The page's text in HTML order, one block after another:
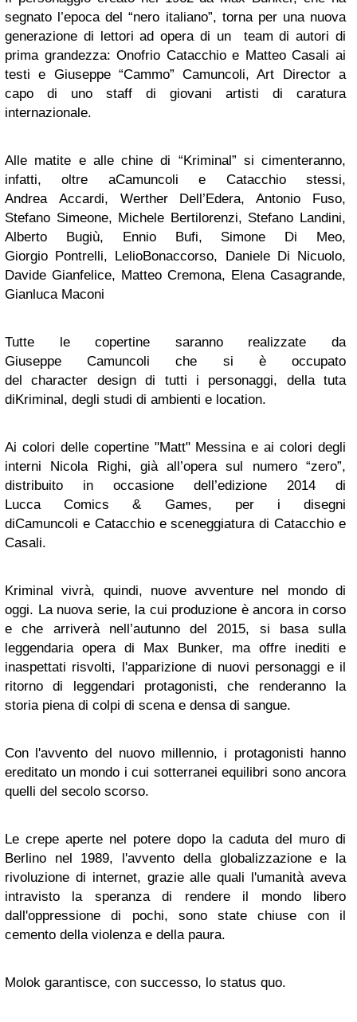
segnato l’epoca del “nero italiano”, torna per una nuova
generazione di lettori ad opera di un team di autori di
prima grandezza: Onofrio Catacchioe Matteo Casali ai
testi e Giuseppe “Cammo”Camuncoli, Art Directora
capo di uno staff di giovani artisti di caratura
internazionale.
Alle matite e alle chine di “ Kriminal” si cimenteranno,
infatti, oltre aCamuncoli e Catacchiostessi,
Andrea Accardi, Werther Dell’Edera, Antonio Fuso,
Stefano Simeone, Michele Bertilorenzi, Stefano Landini,
Alberto
Bugiù, Ennio Bufi, Simone Di Meo,
Giorgio
Pontrelli, LelioBonaccorso, Daniele Di Nicuolo,
Davide Gianfelice, Matteo Cremona, Elena Casagrande,
Gianluca Maconi
Tutte le copertine saranno realizzate da
GiuseppeCamuncoli che si è occupato
delcharacter design di tutti i personaggi, della tuta
di Kriminal , degli studi di ambienti e location.
Ai colori delle copertine "Matt" Messina e ai colori degli
interni Nicola Righi, già all’opera sul numero “zero”,
distribuito in occasione dell’edizione 2014 di
LuccaComics & Games, per i disegni
diCamuncoli e Catacchioe sceneggiatura diCatacchio e
Casali.
Kriminal
vivrà, quindi, nuove avventure nel mondo di
oggi. La nuova serie, la cui produzione è ancora in corso
e che arriverà nell’autunno del 2015, si basa sulla
leggendaria opera di Max Bunker, ma offre inediti e
inaspettati risvolti, l'apparizione di nuovi personaggi e il
ritorno di leggendari protagonisti, che renderanno la
storia piena di colpi di scena e densa di sangue.
Con l'avvento del nuovo millennio, i protagonisti hanno
ereditato un mondo i cui sotterranei equilibri sono ancora
quelli del secolo scorso.
Le crepe aperte nel potere dopo la caduta del muro di
Berlino nel 1989, l'avvento della globalizzazione e la
rivoluzione di internet, grazie alle quali l'umanità aveva
intravisto la speranza di rendere il mondo libero
dall'oppressione di pochi, sono state chiuse con il
cemento della violenza e della paura.
Molok garantisce, con successo, lo status quo.